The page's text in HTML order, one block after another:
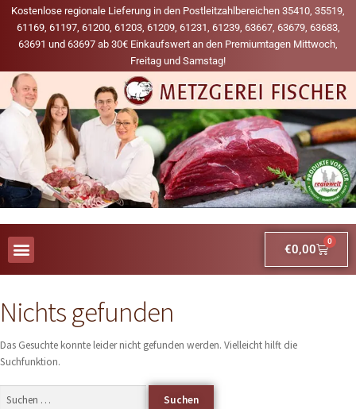
Kostenlose regionale Lieferung in den Postleitzahlbereichen 35410, 35519,
61169, 61197, 61200, 61203, 61209, 61231, 61239, 63667, 63679, 63683,
63691 und 63697 ab 30€ Einkaufswert an den Premiumtagen Mittwoch,
Freitag und Samstag!
€0,00
0
Nichts gefunden
Das Gesuchte konnte leider nicht gefunden werden. Vielleicht hilft die
Suchfunktion.